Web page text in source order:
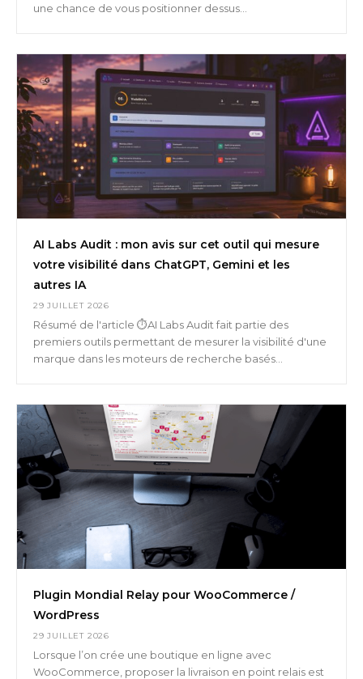
une chance de vous positionner dessus...
AI Labs Audit : mon avis sur cet outil qui mesure
votre visibilité dans ChatGPT, Gemini et les
autres IA
29 JUILLET 2026
Résumé de l'article ⏱️AI Labs Audit fait partie des
premiers outils permettant de mesurer la visibilité d'une
marque dans les moteurs de recherche basés...
Plugin Mondial Relay pour WooCommerce /
WordPress
29 JUILLET 2026
Lorsque l’on crée une boutique en ligne avec
WooCommerce, proposer la livraison en point relais est